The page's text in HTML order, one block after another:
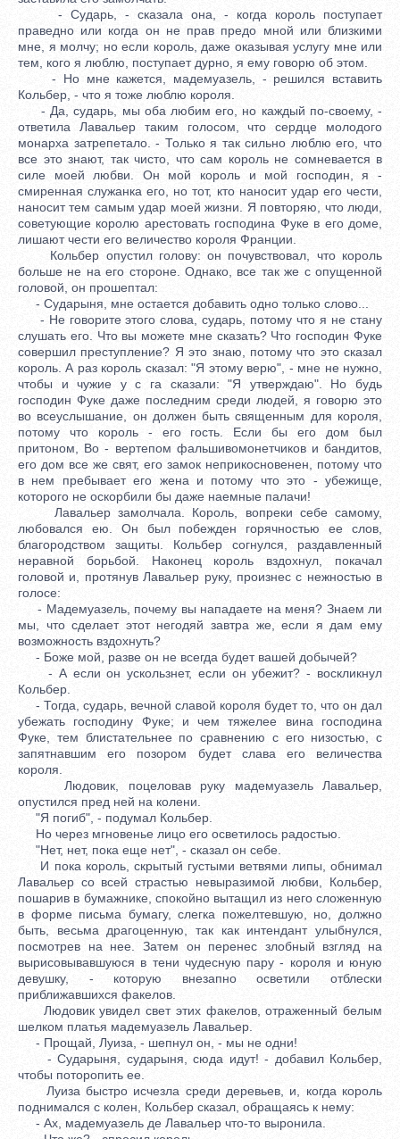
- Сударь, - сказала она, - когда король поступает
праведно или когда он не прав предо мной или близкими
мне, я молчу; но если король, даже оказывая услугу мне или
тем, кого я люблю, поступает дурно, я ему говорю об этом.
- Но мне кажется, мадемуазель, - решился вставить
Кольбер, - что я тоже люблю короля.
- Да, сударь, мы оба любим его, но каждый по-своему, -
ответила Лавальер таким голосом, что сердце молодого
монарха затрепетало. - Только я так сильно люблю его, что
все это знают, так чисто, что сам король не сомневается в
силе моей любви. Он мой король и мой господин, я -
смиренная служанка его, но тот, кто наносит удар его чести,
наносит тем самым удар моей жизни. Я повторяю, что люди,
советующие королю арестовать господина Фуке в его доме,
лишают чести его величество короля Франции.
Кольбер опустил голову: он почувствовал, что король
больше не на его стороне. Однако, все так же с опущенной
головой, он прошептал:
- Сударыня, мне остается добавить одно только слово...
- Не говорите этого слова, сударь, потому что я не стану
слушать его. Что вы можете мне сказать? Что господин Фуке
совершил преступление? Я это знаю, потому что это сказал
король. А раз король сказал: "Я этому верю", - мне не нужно,
чтобы и чужие у с га сказали: "Я утверждаю". Но будь
господин Фуке даже последним среди людей, я говорю это
во всеуслышание, он должен быть священным для короля,
потому что король - его гость. Если бы его дом был
притоном, Во - вертепом фальшивомонетчиков и бандитов,
его дом все же свят, его замок неприкосновенен, потому что
в нем пребывает его жена и потому что это - убежище,
которого не оскорбили бы даже наемные палачи!
Лавальер замолчала. Король, вопреки себе самому,
любовался ею. Он был побежден горячностью ее слов,
благородством защиты. Кольбер согнулся, раздавленный
неравной борьбой. Наконец король вздохнул, покачал
головой и, протянув Лавальер руку, произнес с нежностью в
голосе:
- Мадемуазель, почему вы нападаете на меня? Знаем ли
мы, что сделает этот негодяй завтра же, если я дам ему
возможность вздохнуть?
- Боже мой, разве он не всегда будет вашей добычей?
- А если он ускользнет, если он убежит? - воскликнул
Кольбер.
- Тогда, сударь, вечной славой короля будет то, что он дал
убежать господину Фуке; и чем тяжелее вина господина
Фуке, тем блистательнее по сравнению с его низостью, с
запятнавшим его позором будет слава его величества
короля.
Людовик, поцеловав руку мадемуазель Лавальер,
опустился пред ней на колени.
"Я погиб", - подумал Кольбер.
Но через мгновенье лицо его осветилось радостью.
"Нет, нет, пока еще нет", - сказал он себе.
И пока король, скрытый густыми ветвями липы, обнимал
Лавальер со всей страстью невыразимой любви, Кольбер,
пошарив в бумажнике, спокойно вытащил из него сложенную
в форме письма бумагу, слегка пожелтевшую, но, должно
быть, весьма драгоценную, так как интендант улыбнулся,
посмотрев на нее. Затем он перенес злобный взгляд на
вырисовывавшуюся в тени чудесную пару - короля и юную
девушку, - которую внезапно осветили отблески
приближавшихся факелов.
Людовик увидел свет этих факелов, отраженный белым
шелком платья мадемуазель Лавальер.
- Прощай, Луиза, - шепнул он, - мы не одни!
- Сударыня, сударыня, сюда идут! - добавил Кольбер,
чтобы поторопить ее.
Луиза быстро исчезла среди деревьев, и, когда король
поднимался с колен, Кольбер сказал, обращаясь к нему:
- Ах, мадемуазель де Лавальер что-то выронила.